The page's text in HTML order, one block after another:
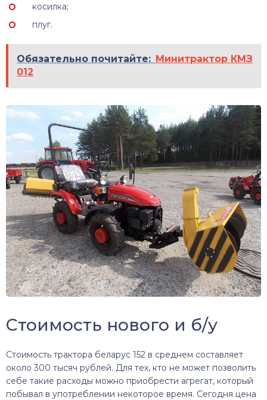
косилка;
плуг.
Обязательно почитайте: Минитрактор КМЗ
012
Стоимость нового и б/у
Стоимость трактора беларус 152 в среднем составляет
около 300 тысяч рублей. Для тех, кто не может позволить
себе такие расходы можно приобрести агрегат, который
побывал в употреблении некоторое время. Сегодня цена